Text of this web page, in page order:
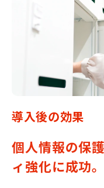
導入後の効果
個人情報の保
ィ強化に成功。